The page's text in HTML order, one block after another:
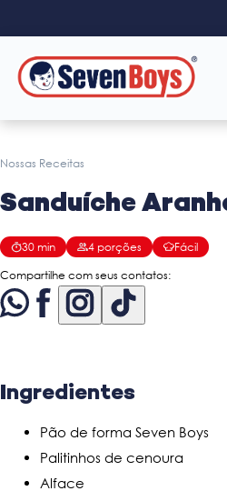
Nossas Receitas
Sanduíche
30 min 4 porções Fácil
Compartilhe com seus contatos:
Ingredientes
Pão de forma Seven Boys
Palitinhos de cenoura
Alface